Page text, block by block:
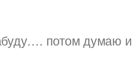
потом думаю